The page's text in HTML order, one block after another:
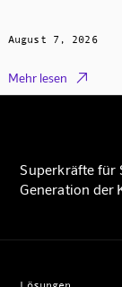
August 7, 2026
Mehr lesen 
Superkräfte für
Generation der